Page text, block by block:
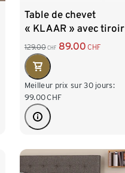
Table de chevet
« KLAAR » avec tiroir
129.00 CHF 89.00 CHF
Meilleur prix sur 30 jours:
99.00CHF